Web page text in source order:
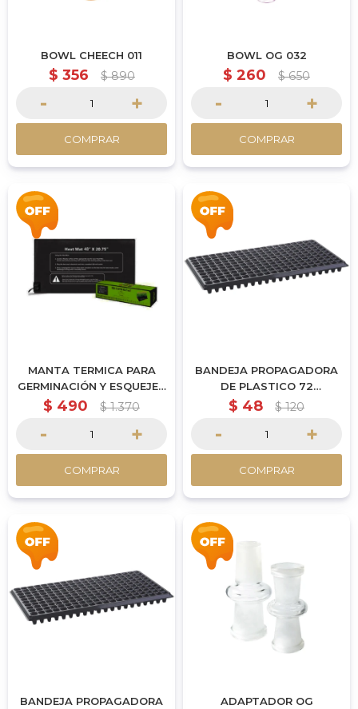
BOWL CHEECH 011
$ 356 $ 890
- +
COMPRAR
BOWL OG 032
$ 260 $ 650
- +
COMPRAR
MANTA TERMICA PARA
GERMINACIÓN Y ESQUEJES
18W | 25X53CM
$ 490 $ 1.370
- +
COMPRAR
BANDEJA PROPAGADORA
DE PLASTICO 72
ALVEOLOS 40MM | 53.8 X
$ 48 $ 120
- +
COMPRAR
BANDEJA PROPAGADORA
ADAPTADOR OG